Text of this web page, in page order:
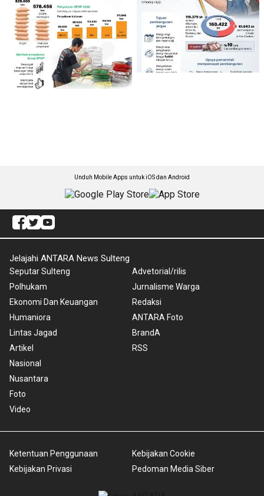
Unduh Mobile Apps untuk iOS dan Android
Jelajahi ANTARA News Sulteng
Seputar Sulteng
Polhukam
Ekonomi Dan Keuangan
Humaniora
Lintas Jagad
Artikel
Nasional
Nusantara
Foto
Video
Advetorial/rilis
Jurnalisme Warga
Redaksi
ANTARA Foto
BrandA
RSS
Ketentuan Penggunaan
Kebijakan Privasi
Kebijakan Cookie
Pedoman Media Siber